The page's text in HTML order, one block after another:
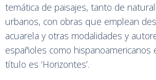
temática de paisajes, tanto de
urbanos, con obras que emplean
acuarela y otras modalidades y
españoles como hispanoamericanos
título es ‘Horizontes’.